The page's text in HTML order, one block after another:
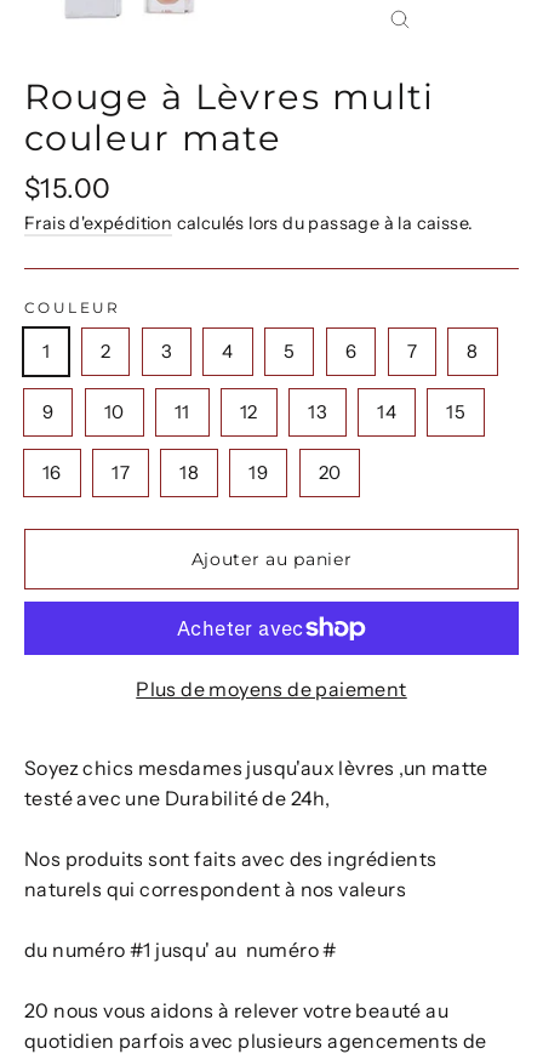
Rouge à Lèvres multi
couleur mate
Prix
régulier
$15.00
Frais d'expédition calculés lors du passage à la caisse.
COULEUR
1 2 3 4 5 6 7 8
9 10 11 12 13 14 15
16 17 18 19 20
Ajouter au panier
Plus de moyens de paiement
Soyez chics mesdames jusqu'aux lèvres ,un matte
testé avec une Durabilité de 24h,
Nos produits sont faits avec des ingrédients
naturels qui correspondent à nos valeurs
du numéro #1 jusqu' au numéro #
20 nous vous aidons à relever votre beauté au
quotidien parfois avec plusieurs agencements de